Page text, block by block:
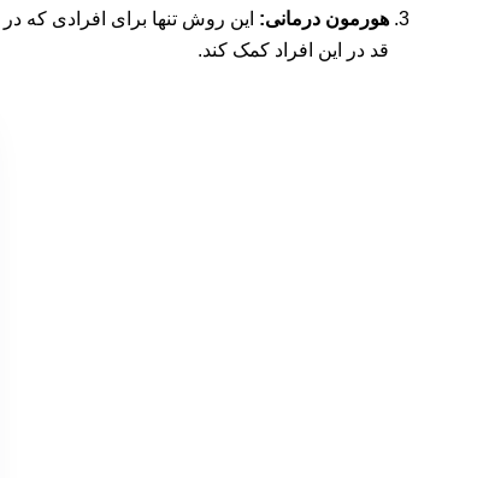
هورمون درمانی: این روش تنها برای افرادی که
قد در این افراد کمک کند.